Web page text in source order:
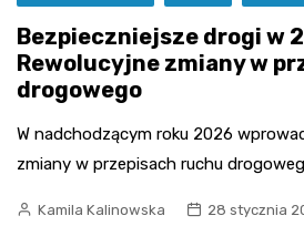
Bezpieczniejsze drogi w
Rewolucyjne zmiany w
drogowego
W nadchodzącym roku 2026
zmiany w przepisach ruchu
Kamila Kalinowska 28 stycznia